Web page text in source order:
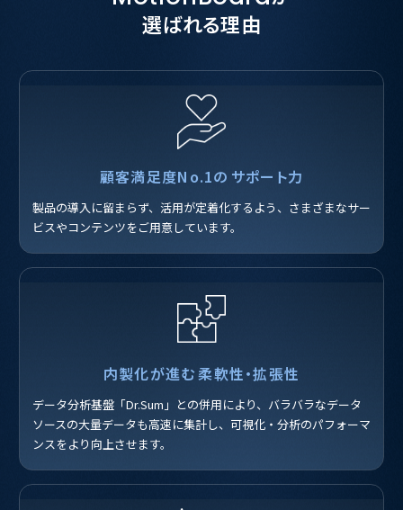
選ばれる理由
顧客満足度No.1の サポート力
製品の導入に留まらず、活用が定着化するよう、さまざまなサー
ビスやコンテンツをご用意しています。
内製化が進む柔軟性・拡張性
データ分析基盤「Dr.Sum」との併用により、バラバラなデータ
ソースの大量データも高速に集計し、可視化・分析のパフォーマ
ンスをより向上させます。